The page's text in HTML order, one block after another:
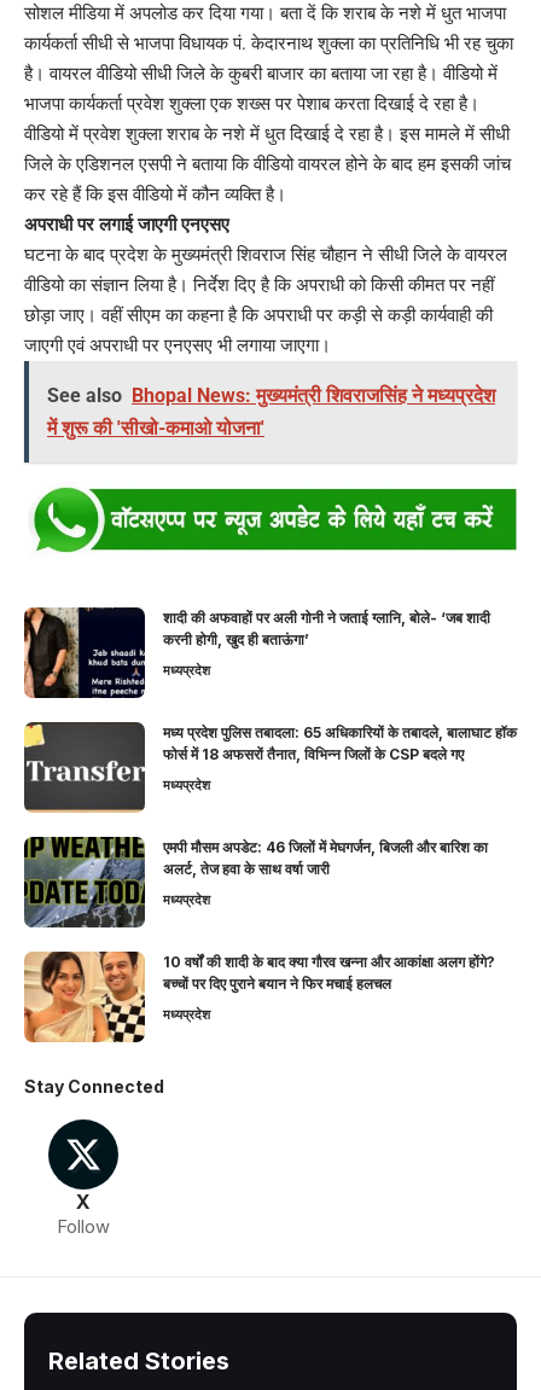
सोशल मीडिया में अपलोड कर दिया गया। बता दें कि शराब के नशे में धुत भाजपा
कार्यकर्ता सीधी से भाजपा विधायक पं. केदारनाथ शुक्ला का प्रतिनिधि भी रह चुका
है। वायरल वीडियो सीधी जिले के कुबरी बाजार का बताया जा रहा है। वीडियो में
भाजपा कार्यकर्ता प्रवेश शुक्ला एक शख्स पर पेशाब करता दिखाई दे रहा है।
वीडियो में प्रवेश शुक्ला शराब के नशे में धुत दिखाई दे रहा है। इस मामले में सीधी
जिले के एडिशनल एसपी ने बताया कि वीडियो वायरल होने के बाद हम इसकी जांच
कर रहे हैं कि इस वीडियो में कौन व्यक्ति है।
अपराधी पर लगाई जाएगी एनएसए
घटना के बाद प्रदेश के मुख्यमंत्री शिवराज सिंह चौहान ने सीधी जिले के वायरल
वीडियो का संज्ञान लिया है। निर्देश दिए है कि अपराधी को किसी कीमत पर नहीं
छोड़ा जाए। वहीं सीएम का कहना है कि अपराधी पर कड़ी से कड़ी कार्यवाही की
जाएगी एवं अपराधी पर एनएसए भी लगाया जाएगा।
See also Bhopal News: मुख्यमंत्री शिवराजसिंह ने मध्यप्रदेश
में शुरू की 'सीखो-कमाओ योजना'
शादी की अफवाहों पर अली गोनी ने जताई ग्लानि, बोले- ‘जब शादी
करनी होगी, खुद ही बताऊंगा’
मध्यप्रदेश
मध्य प्रदेश पुलिस तबादला: 65 अधिकारियों के तबादले, बालाघाट हॉक
फोर्स में 18 अफसरों तैनात, विभिन्न जिलों के CSP बदले गए
मध्यप्रदेश
एमपी मौसम अपडेट: 46 जिलों में मेघगर्जन, बिजली और बारिश का
अलर्ट, तेज हवा के साथ वर्षा जारी
मध्यप्रदेश
10 वर्षों की शादी के बाद क्या गौरव खन्ना और आकांक्षा अलग होंगे?
बच्चों पर दिए पुराने बयान ने फिर मचाई हलचल
मध्यप्रदेश
Stay Connected
X
Follow
Related Stories